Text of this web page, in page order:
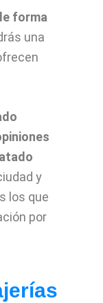
forma
una
y
los que
por